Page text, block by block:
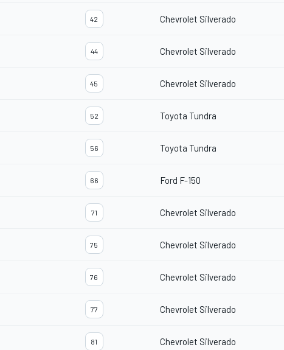
42 Chevrolet Silverado
44 Chevrolet Silverado
45 Chevrolet Silverado
52 Toyota Tundra
56 Toyota Tundra
66 Ford F-150
71 Chevrolet Silverado
75 Chevrolet Silverado
76 Chevrolet Silverado
77 Chevrolet Silverado
81 Chevrolet Silverado